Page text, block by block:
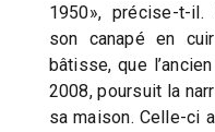
1950», précise-t-
son canapé en
bâtisse, que
2008, poursuit la
sa maison. Celle-ci